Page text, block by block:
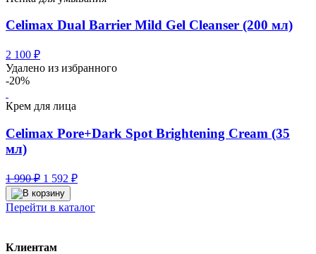
Celimax Dual Barrier Mild Gel Cleanser (200 мл)
2 100 ₽
Удалено из избранного
-20%
Крем для лица
Celimax Pore+Dark Spot Brightening Cream (35
мл)
1 990₽ Первоначальная
цена
составляла
1
1 592 ₽Текущая
592 ₽.
Перейти в каталог
Клиентам